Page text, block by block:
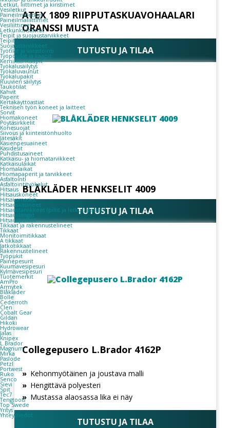
Letkut, liittimet ja kiristimet
Vesiletkut
Paineilmaletkut
Paineilmaliittimet
Vesiliittimet
Letkunkiristimet
Teipit ja suojaustarvikkeet
Teipit
Suojaustarvikkeet
Työtilat ja varastointi
Työpöydät ja kaapit
Kemikaalikaapit
Työkalusäilytys
Työkaluvaunut
Työkalupakit
Ruuvien säilytys
Taukotilat
Kahvit
Paperit
Kertakäyttöastiat
Teknisen työn koneet ja laitteet
Sorvit
Hiomakoneet
Pöytäsirkkelit
Konesuojat
Siivous ja kiinteistönhuolto
Jätesäkit
Käsienpesuaineet
Käsidesit
Puhdistusaineet
Katkaisu- ja hiomatarvikkeet
Katkaisulaikat
Hiomalaikat
Hiomapaperit ja tarvikkeet
Asfaltointi
Asfaltointityökalut
Hitsaus
Hitsauskoneet
Hitsausmaskit
Hitsauskäsineet
Hitsaustarvikkeet (pillit ja letkut, pastat)
Hitsauslangat
Hitsauspuikot
Tikkaat ja rakennustelineet
Tikkaat
Monitoimitikkaat
A tikkaat
Jatkotikkaat
Rakennustelineet
Työpukit
Painepesurit
Kuumavesipesuri
Kylmävesipesuri
Tuotemerkit
AmPro
Armytek
Blåkläder
Bolle
Cederroth
Clen
Cobalt Gear
Gildan
Hikoki
Hydrowear
Jalas
Knipex
L.Brador
Magnum
Mirka
Paslode
Petzl
Portwest
Ruko
Senco
Sievi
Spit
Tec7
Tengtools
Top Swede
Yritys
Yhteystiedot
ATEX 1809 RIIPPUTASKUAVOHAALARI
ORANSSI MUSTA
TUTUSTU JA TILAA
BLÅKLÄDER HENKSELIT 4009
TUTUSTU JA TILAA
Collegepusero L.Brador 4162P
Kehonmyötäinen ja joustava malli
Hengittävä polyesteri
Mustassa alaosassa lika ei näy
TUTUSTU JA TILAA